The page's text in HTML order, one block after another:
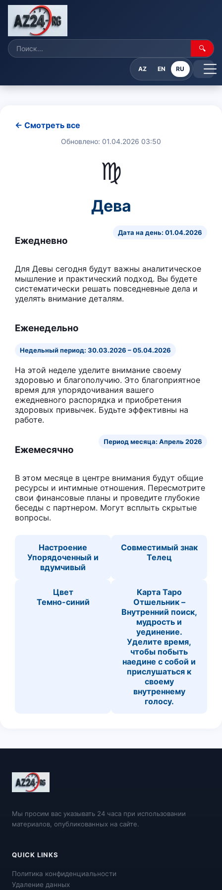
🔍
AZ EN RU
← Смотреть все
Обновлено: 01.04.2026 03:50
♍
Дева
Ежедневно
Дата на день: 01.04.2026
Для Девы сегодня будут важны аналитическое
мышление и практический подход. Вы будете
систематически решать повседневные дела и
уделять внимание деталям.
Еженедельно
Недельный период: 30.03.2026 – 05.04.2026
На этой неделе уделите внимание своему
здоровью и благополучию. Это благоприятное
время для упорядочивания вашего
ежедневного распорядка и приобретения
здоровых привычек. Будьте эффективны на
работе.
Ежемесячно
Период месяца: Апрель 2026
В этом месяце в центре внимания будут общие
ресурсы и интимные отношения. Пересмотрите
свои финансовые планы и проведите глубокие
беседы с партнером. Могут всплыть скрытые
вопросы.
Настроение
Упорядоченный и
вдумчивый
Совместимый знак
Телец
Цвет
Темно-синий
Карта Таро
Отшельник –
Внутренний поиск,
мудрость и
уединение.
Уделите время,
чтобы побыть
наедине с собой и
прислушаться к
своему
внутреннему
голосу.
Мы просим вас указывать 24 часа при использовании
материалов, опубликованных на сайте.
QUICK LINKS
Политика конфиденциальности
Удаление данных